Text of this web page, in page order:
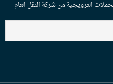
الترويجية من شركة النقل العام